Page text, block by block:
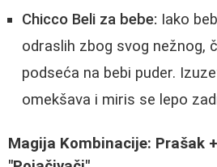
Chicco Beli za bebe: Iako
odraslih zbog svog nežnog,
podseća na bebi puder.
omekšava i miris se lepo
Magija Kombinacije: Prašak